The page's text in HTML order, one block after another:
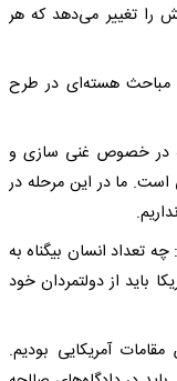
را تغییر می‌دهد که هر
مباحث هسته‌ای در طرح
در خصوص غنی سازی و
ما در این مرحله در
تعداد انسان بیگناه به
باید از دولتمردان خود
آمریکایی بودیم.